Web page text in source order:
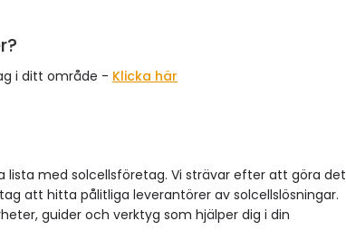
i ditt område - Klicka här
lista med solcellsföretag. Vi strävar efter att göra det
att hitta pålitliga leverantörer av solcellslösningar.
guider och verktyg som hjälper dig i din